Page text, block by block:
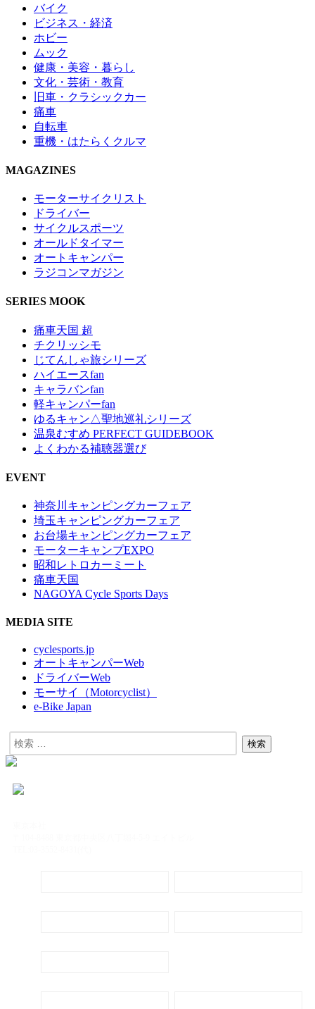
バイク
ビジネス・経済
ホビー
ムック
健康・美容・暮らし
文化・芸術・教育
旧車・クラシックカー
痛車
自転車
重機・はたらくクルマ
MAGAZINES
モーターサイクリスト
ドライバー
サイクルスポーツ
オールドタイマー
オートキャンパー
ラジコンマガジン
SERIES MOOK
痛車天国 超
チクリッシモ
じてんしゃ旅シリーズ
ハイエースfan
キャラバンfan
軽キャンパーfan
ゆるキャン△聖地巡礼シリーズ
温泉むすめ PERFECT GUIDEBOOK
よくわかる補聴器選び
EVENT
神奈川キャンピングカーフェア
埼玉キャンピングカーフェア
お台場キャンピングカーフェア
モーターキャンプEXPO
昭和レトロカーミート
痛車天国
NAGOYA Cycle Sports Days
MEDIA SITE
cyclesports.jp
オートキャンパーWeb
ドライバーWeb
モーサイ（Motorcyclist）
e-Bike Japan